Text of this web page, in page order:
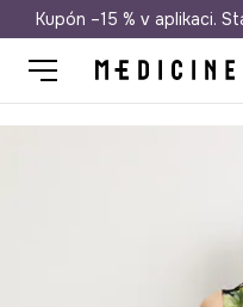
Doprava zdarma
Kupón –15 % v aplikaci.